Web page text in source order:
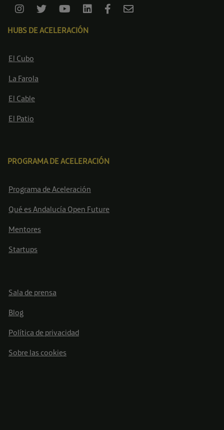
HUBS DE ACELERACIÓN
El Cubo
La Farola
El Cable
El Patio
PROGRAMA DE ACELERACIÓN
Programa de Aceleración
Qué es Andalucía Open Future
Mentores
Startups
Sala de prensa
Blog
Política de privacidad
Sobre las cookies